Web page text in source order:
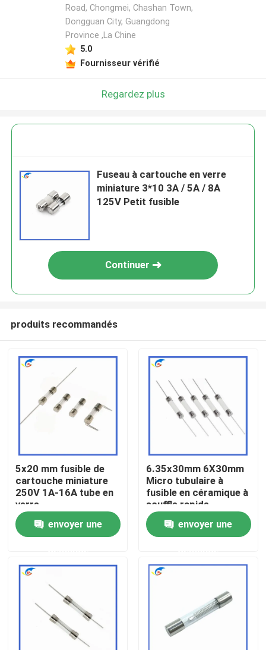
À la maison
À propos de nous
Road, Chongmei, Chashan Town,
Dongguan City, Guangdong
Province ,La Chine
5.0
Fournisseur vérifié
Regardez plus
Fuseau à cartouche en verre
miniature 3*10 3A / 5A / 8A
125V Petit fusible
Continuer
produits recommandés
5x20 mm fusible de
cartouche miniature
250V 1A-16A tube en
verre
envoyer une
6.35x30mm 6X30mm
Micro tubulaire à
fusible en céramique à
souffle rapide
F10A/12A/15A/20A/25A/
envoyer une